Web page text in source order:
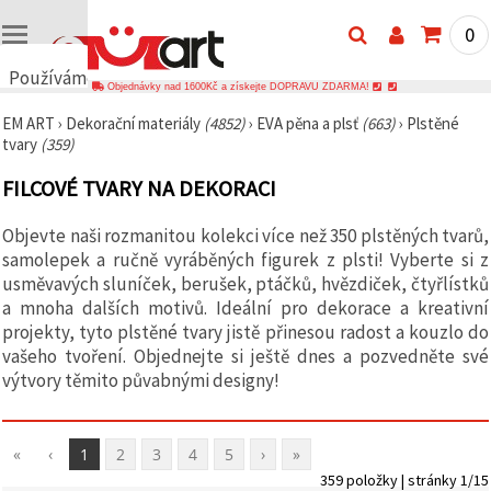
Používáme
🍪
Používáme
podobné
technologie,
zajistili
správné
fungování
webu,
zlepšili vaše
prostředí
při jeho
používání a
s vaším
souhlasem
zobrazovali
0
Objednávky nad 1600Kč a získejte DOPRAVU ZDARMA!
EM ART › Dekorační materiály (4852)› EVA pěna a plsť (663)› Plstěné
tvary (359)
FILCOVÉ TVARY NA DEKORACI
Objevte naši rozmanitou kolekci více než 350 plstěných tvarů,
samolepek a ručně vyráběných figurek z plsti! Vyberte si z
usměvavých sluníček, berušek, ptáčků, hvězdiček, čtyřlístků
a mnoha dalších motivů. Ideální pro dekorace a kreativní
projekty, tyto plstěné tvary jistě přinesou radost a kouzlo do
vašeho tvoření. Objednejte si ještě dnes a pozvedněte své
výtvory těmito půvabnými designy!
« ‹ 1 2 3 4 5 › »
359 položky | stránky 1/15